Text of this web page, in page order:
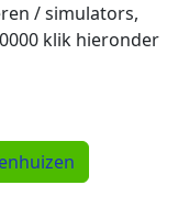
/ simulators,
klik hieronder